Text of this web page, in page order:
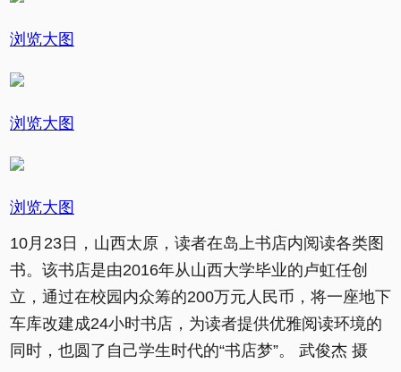
浏览大图
浏览大图
浏览大图
10月23日，山西太原，读者在岛上书店内阅读各类图
书。该书店是由2016年从山西大学毕业的卢虹任创
立，通过在校园内众筹的200万元人民币，将一座地下
车库改建成24小时书店，为读者提供优雅阅读环境的
同时，也圆了自己学生时代的“书店梦”。 武俊杰 摄